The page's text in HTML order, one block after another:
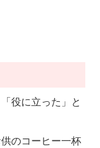
役に立った」と
のコーヒー一杯